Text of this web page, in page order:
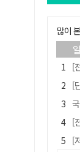
많이
[전
[
국
[
[저